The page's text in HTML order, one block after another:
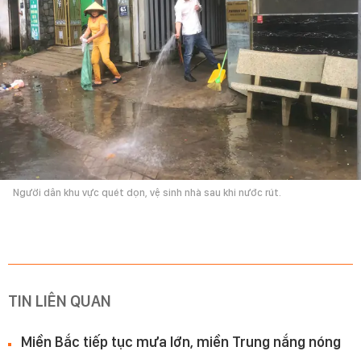
Người dân khu vực quét dọn, vệ sinh nhà sau khi nước rút.
TIN LIÊN QUAN
Miền Bắc tiếp tục mưa lớn, miền Trung nắng nóng